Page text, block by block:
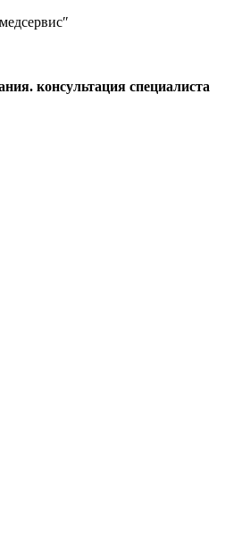
консультация специалиста